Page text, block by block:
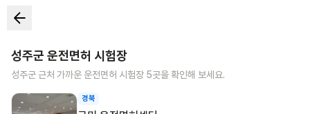
성주군 운전면허 시험장
성주군 근처 가까운 운전면허 시험장 5곳을 확인해 보세요.
경북